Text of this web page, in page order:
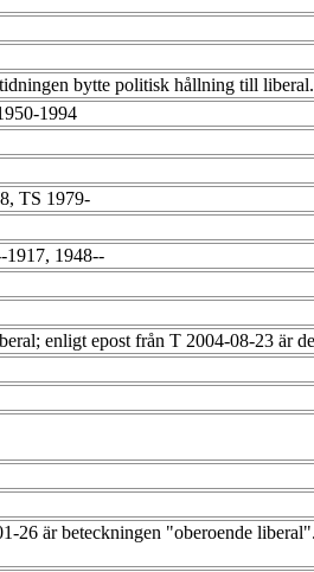
bytte politisk hållning till liberal.
1994
TS 1979-
1917, 1948--
enligt epost från T 2004-08-23 är
26 är beteckningen "oberoende